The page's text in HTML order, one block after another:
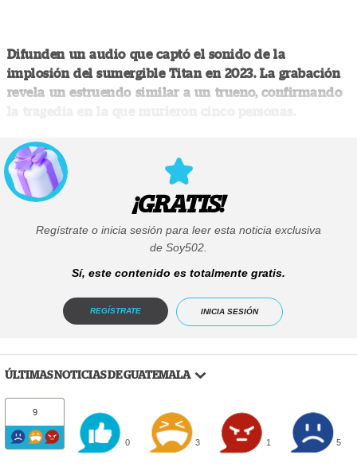
Difunden un audio que captó el sonido de la
implosión del sumergible Titan en 2023. La grabación
revela un estruendo similar a un trueno, confirmando
¡GRATIS!
Regístrate o inicia sesión para leer esta noticia exclusiva
de Soy502.
Sí, este contenido es totalmente gratis.
REGÍSTRATE INICIA SESIÓN
ÚLTIMAS NOTICIAS DE GUATEMALA
9
0 3 1 5